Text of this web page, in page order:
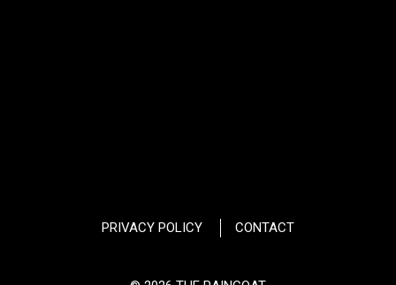
PRIVACY POLICY CONTACT